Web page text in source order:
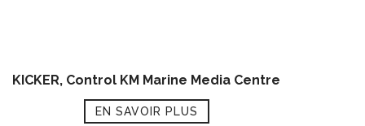
KICKER, Control KM Marine Media Centre
EN SAVOIR PLUS